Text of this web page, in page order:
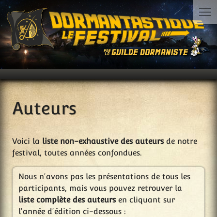
Auteurs
Voici la liste non-exhaustive des auteursde notre
festival, toutes années confondues.
Nous n'avons pas les présentations de tous les
participants, mais vous pouvez retrouver la
liste complète des auteursen cliquant sur
l'année d'édition ci-dessous :